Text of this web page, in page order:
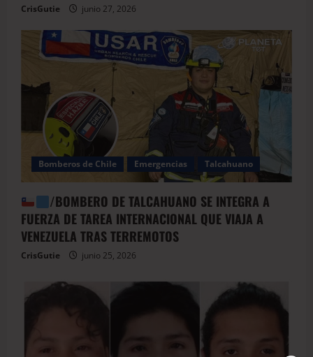
CrisGutie junio 27, 2026
Bomberos de Chile Emergencias Talcahuano
/BOMBERO DE TALCAHUANO SE INTEGRA A
FUERZA DE TAREA INTERNACIONAL QUE VIAJA A
VENEZUELA TRAS TERREMOTOS
CrisGutie junio 25, 2026